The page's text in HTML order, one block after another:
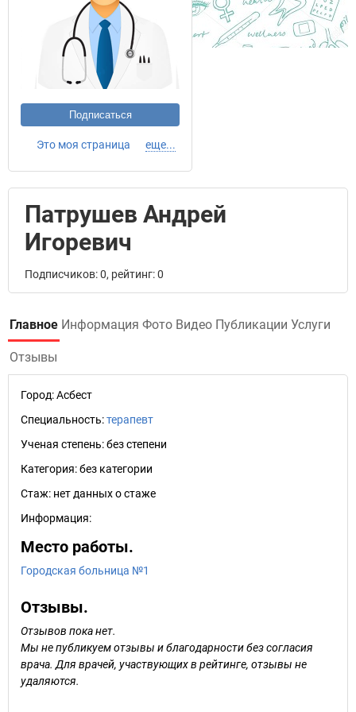
Подписаться
Это моя страница еще...
Патрушев Андрей
Игоревич
Подписчиков: 0, рейтинг: 0
Главное Информация Фото Видео Публикации Услуги
Отзывы
Город:Асбест
Специальность:терапевт
Ученая степень:без степени
Категория:без категории
Стаж: нет данных о стаже
Информация:
Место работы.
Городская больница №1
Отзывы.
Отзывов пока нет.
Мы не публикуем отзывы и благодарности без согласия
врача. Для врачей, участвующих в рейтинге, отзывы не
удаляются.